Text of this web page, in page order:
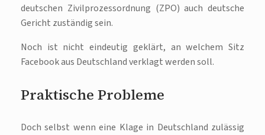
deutschen Zivilprozessordnung (ZPO) auch deutsche
Gericht zuständig sein.
Noch ist nicht eindeutig geklärt, an welchem Sitz
Facebook aus Deutschland verklagt werden soll.
Praktische Probleme
Doch selbst wenn eine Klage in Deutschland zulässig